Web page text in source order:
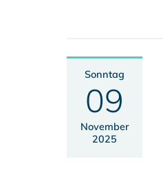
Sonntag
09
November
2025